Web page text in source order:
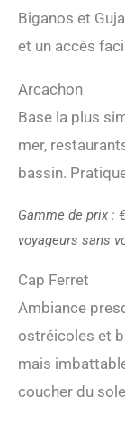
Biganos et
et un accès
Arcachon
Base la plus
mer,
bassin.
Gamme de prix :
voyageurs sans
Cap Ferret
Ambiance
ostréicoles et
mais
coucher du